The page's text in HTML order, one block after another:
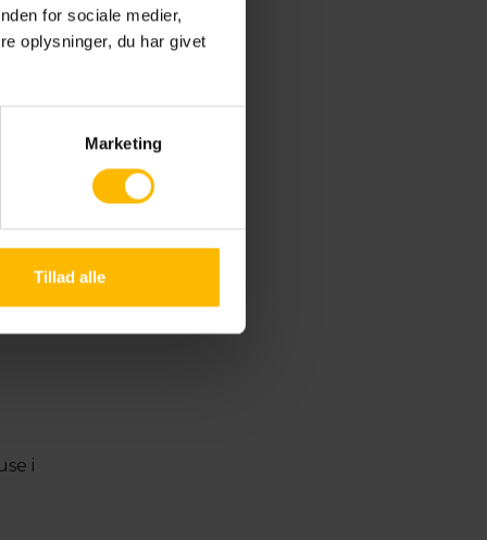
for sociale medier,
oplysninger, du har givet
Marketing
Tillad alle
i